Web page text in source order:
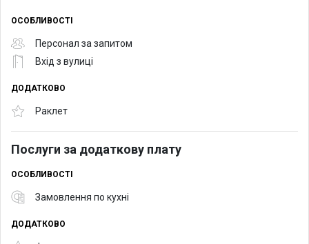
ОСОБЛИВОСТІ
Персонал за запитом
Вхід з вулиці
ДОДАТКОВО
Раклет
Послуги за додаткову плату
ОСОБЛИВОСТІ
Замовлення по кухні
ДОДАТКОВО